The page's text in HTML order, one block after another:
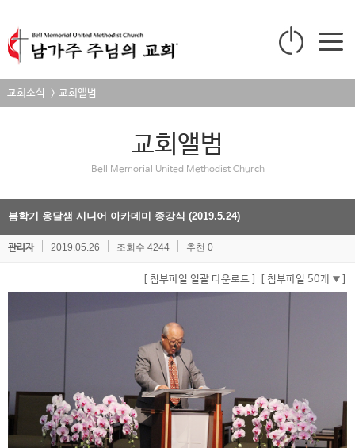
교회소식 > 교회앨범
교회앨범
Bell Memorial United Methodist Church
봄학기 옹달샘 시니어 아카데미 종강식 (2019.5.24)
관리자 2019.05.26 조회수 4244 추천 0
[ 첨부파일 일괄 다운로드 ] [ 첨부파일 50개